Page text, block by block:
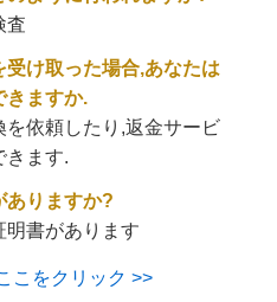
査
受け取った場合,あなたは
ますか.
を依頼したり,返金サービ
ます.
ありますか?
明書があります
こをクリック >>